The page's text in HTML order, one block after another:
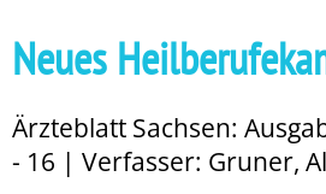
Neues
Ärzteblatt Sachsen:
- 16 | Verfasser: Gruner,